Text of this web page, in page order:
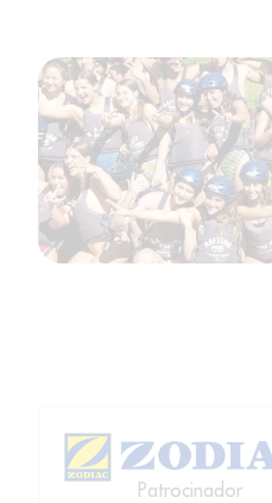
Patrocinador